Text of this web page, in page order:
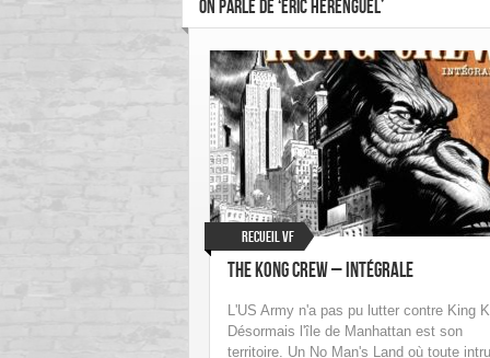
ON PARLE DE ‘ÉRIC HÉRENGUEL’
Recueil VF
The Kong Crew – intégrale
L'US Army n'a pas pu lutter contre King
Désormais l'île de Manhattan est son
territoire. Un No Man's Land où toute